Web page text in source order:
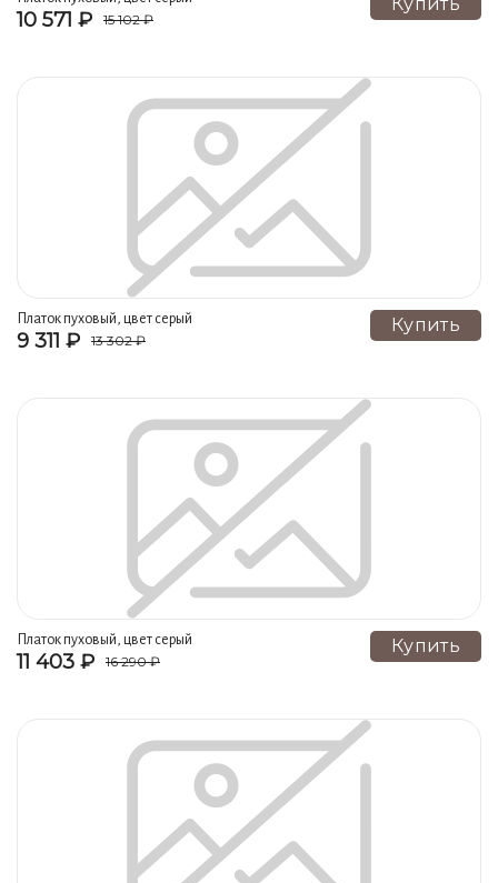
10 571 ₽ 15 102 ₽
Платок пуховый, цвет серый
9 311 ₽ 13 302 ₽
Купить
Платок пуховый, цвет серый
11 403 ₽ 16 290 ₽
Купить